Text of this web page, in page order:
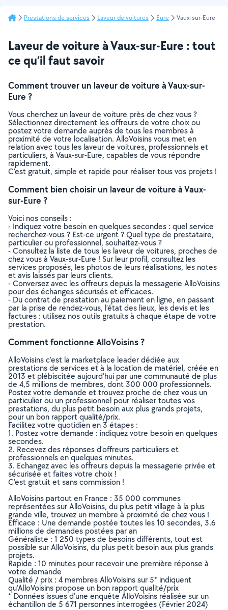
Prestations de services Laveur de voitures Eure Vaux-sur-Eure
Laveur de voiture à Vaux-sur-Eure : tout
ce qu’il faut savoir
Comment trouver un laveur de voiture à Vaux-sur-
Eure ?
Vous cherchez un laveur de voiture près de chez vous ?
Sélectionnez directement les offreurs de votre choix ou
postez votre demande auprès de tous les membres à
proximité de votre localisation. AlloVoisins vous met en
relation avec tous les laveur de voitures, professionnels et
particuliers, à Vaux-sur-Eure, capables de vous répondre
rapidement.
C’est gratuit, simple et rapide pour réaliser tous vos projets !
Comment bien choisir un laveur de voiture à Vaux-
sur-Eure ?
Voici nos conseils :
- Indiquez votre besoin en quelques secondes : quel service
recherchez-vous ? Est-ce urgent ? Quel type de prestataire,
particulier ou professionnel, souhaitez-vous ?
- Consultez la liste de tous les laveur de voitures, proches de
chez vous à Vaux-sur-Eure ! Sur leur profil, consultez les
services proposés, les photos de leurs réalisations, les notes
et avis laissés par leurs clients.
- Conversez avec les offreurs depuis la messagerie AlloVoisins
pour des échanges sécurisés et efficaces.
- Du contrat de prestation au paiement en ligne, en passant
par la prise de rendez-vous, l’état des lieux, les devis et les
factures : utilisez nos outils gratuits à chaque étape de votre
prestation.
Comment fonctionne AlloVoisins ?
AlloVoisins c’est la marketplace leader dédiée aux
prestations de services et à la location de matériel, créée en
2013 et plébiscitée aujourd’hui par une communauté de plus
de 4,5 millions de membres, dont 300 000 professionnels.
Postez votre demande et trouvez proche de chez vous un
particulier ou un professionnel pour réaliser toutes vos
prestations, du plus petit besoin aux plus grands projets,
pour un bon rapport qualité/prix.
Facilitez votre quotidien en 3 étapes :
1. Postez votre demande : indiquez votre besoin en quelques
secondes.
2. Recevez des réponses d’offreurs particuliers et
professionnels en quelques minutes.
3. Echangez avec les offreurs depuis la messagerie privée et
sécurisée et faites votre choix !
C’est gratuit et sans commission !
AlloVoisins partout en France : 35 000 communes
représentées sur AlloVoisins, du plus petit village à la plus
grande ville, trouvez un membre à proximité de chez vous !
Efficace : Une demande postée toutes les 10 secondes, 3.6
millions de demandes postées par an
Généraliste : 1 250 types de besoins différents, tout est
possible sur AlloVoisins, du plus petit besoin aux plus grands
projets.
Rapide : 10 minutes pour recevoir une première réponse à
votre demande
Qualité / prix : 4 membres AlloVoisins sur 5* indiquent
qu’AlloVoisins propose un bon rapport qualité/prix
* Données issues d’une enquête AlloVoisins réalisée sur un
échantillon de 5 671 personnes interrogées (Février 2024)